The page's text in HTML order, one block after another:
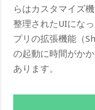
らはカスタマイズ
整理されたUIにな
プリの拡張機能（
の起動に時間がか
あります。